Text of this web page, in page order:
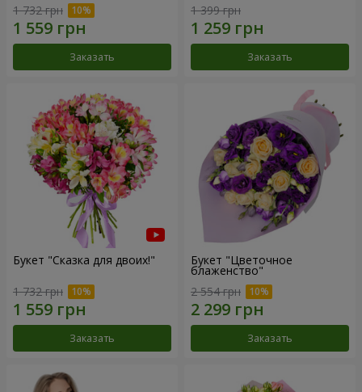
1 732 грн
Заказать
1 399 грн
Заказать
Букет "Сказка для двоих!"
1 732 грн
Заказать
Букет "Цветочное
блаженство"
2 554 грн
Заказать